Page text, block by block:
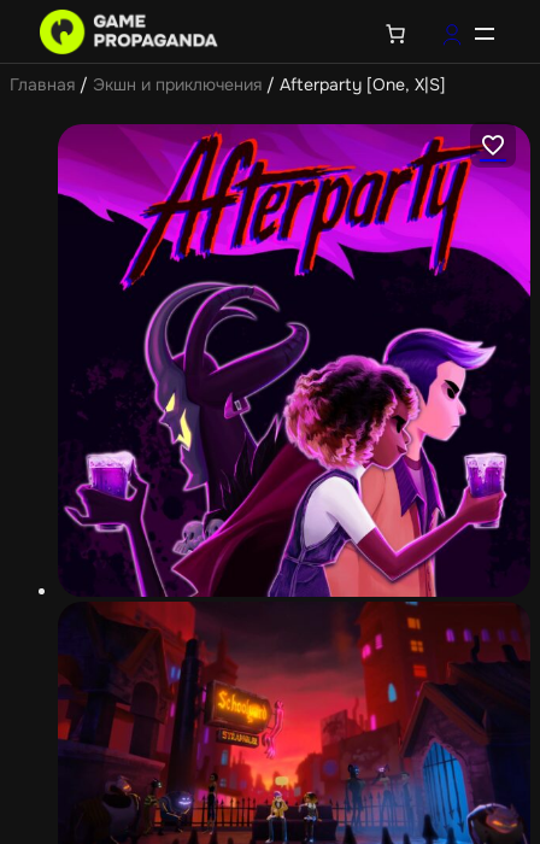
Главная / Экшн и приключения / Afterparty [One, X|S]